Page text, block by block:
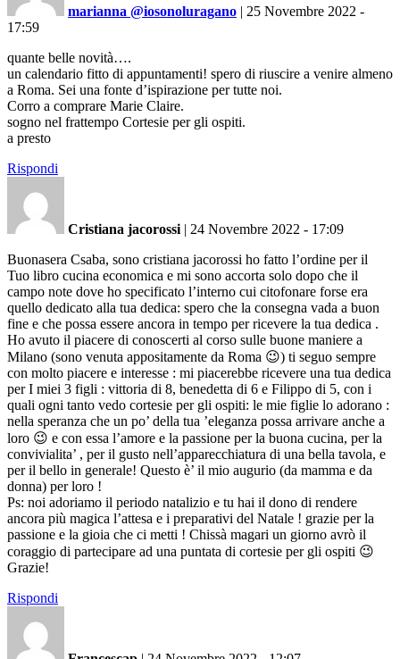
marianna @iosonoluragano | 25 Novembre 2022 -
17:59
quante belle novità….
un calendario fitto di appuntamenti! spero di riuscire a venire almeno
a Roma. Sei una fonte d’ispirazione per tutte noi.
Corro a comprare Marie Claire.
sogno nel frattempo Cortesie per gli ospiti.
a presto
Rispondi
Cristiana jacorossi | 24 Novembre 2022 - 17:09
Buonasera Csaba, sono cristiana jacorossi ho fatto l’ordine per il
Tuo libro cucina economica e mi sono accorta solo dopo che il
campo note dove ho specificato l’interno cui citofonare forse era
quello dedicato alla tua dedica: spero che la consegna vada a buon
fine e che possa essere ancora in tempo per ricevere la tua dedica .
Ho avuto il piacere di conoscerti al corso sulle buone maniere a
Milano (sono venuta appositamente da Roma 😉) ti seguo sempre
con molto piacere e interesse : mi piacerebbe ricevere una tua dedica
per I miei 3 figli : vittoria di 8, benedetta di 6 e Filippo di 5, con i
quali ogni tanto vedo cortesie per gli ospiti: le mie figlie lo adorano :
nella speranza che un po’ della tua ’eleganza possa arrivare anche a
loro 😉 e con essa l’amore e la passione per la buona cucina, per la
convivialita’ , per il gusto nell’apparecchiatura di una bella tavola, e
per il bello in generale! Questo è’ il mio augurio (da mamma e da
donna) per loro !
Ps: noi adoriamo il periodo natalizio e tu hai il dono di rendere
ancora più magica l’attesa e i preparativi del Natale ! grazie per la
passione e la gioia che ci metti ! Chissà magari un giorno avrò il
coraggio di partecipare ad una puntata di cortesie per gli ospiti 😉
Grazie!
Rispondi